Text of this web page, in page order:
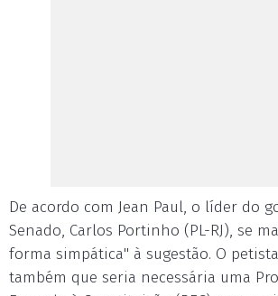
De acordo com Jean Paul, o líder do
Senado, Carlos Portinho (PL-RJ), se
forma simpática" à sugestão. O
também que seria necessária uma